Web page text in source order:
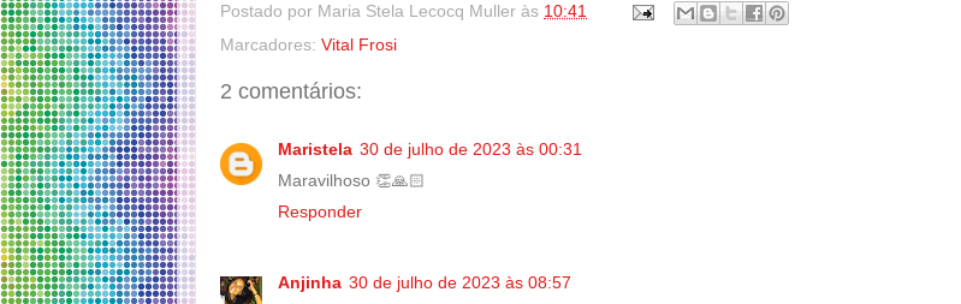
Postado por Maria Stela Lecocq Muller às 10:41
Marcadores: Vital Frosi
2 comentários:
Maristela 30 de julho de 2023 às 00:31
Maravilhoso 👏🙏🏻
Responder
Anjinha 30 de julho de 2023 às 08:57